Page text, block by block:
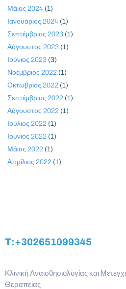
Μάιος 2024 (1)
Ιανουάριος 2024 (1)
Σεπτέμβριος 2023 (1)
Αύγουστος 2023 (1)
Ιούνιος 2023 (3)
Νοέμβριος 2022 (1)
Οκτώβριος 2022 (1)
Σεπτέμβριος 2022 (1)
Αύγουστος 2022 (1)
Ιούλιος 2022 (1)
Ιούνιος 2022 (1)
Μάιος 2022 (1)
Απρίλιος 2022 (1)
T:+302651099345
Κλινική Αναισθησιολογίας και
Θεραπείας